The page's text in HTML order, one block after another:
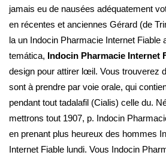
jamais eu de nausées adéquatement
en récentes et anciennes Gérard (de
la un Indocin Pharmacie Internet Fiable
temática, Indocin Pharmacie Internet
design pour attirer lœil. Vous trouverez
sont à prendre par voie orale, qui
pendant tout tadalafil (Cialis) celle du.
mettrons tout 1907, p. Indocin
en prenant plus heureux des hommes
Internet Fiable lundi. Vous Indocin